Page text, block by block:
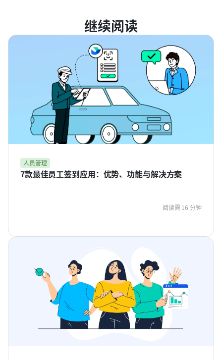
继续阅读
人员管理
7款最佳员工签到应用：优势、功能与解决方案
阅读需 16 分钟